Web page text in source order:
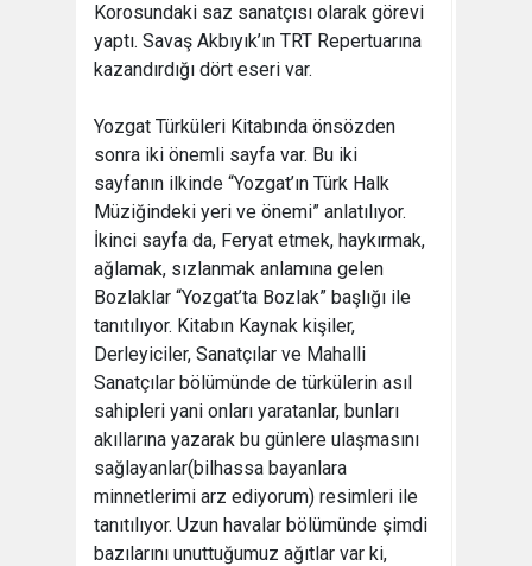
Korosundaki saz sanatçısı olarak görevi
yaptı. Savaş Akbıyık’ın TRT Repertuarına
kazandırdığı dört eseri var.
Yozgat Türküleri Kitabında önsözden
sonra iki önemli sayfa var. Bu iki
sayfanın ilkinde “Yozgat’ın Türk Halk
Müziğindeki yeri ve önemi” anlatılıyor.
İkinci sayfa da, Feryat etmek, haykırmak,
ağlamak, sızlanmak anlamına gelen
Bozlaklar “Yozgat’ta Bozlak” başlığı ile
tanıtılıyor. Kitabın Kaynak kişiler,
Derleyiciler, Sanatçılar ve Mahalli
Sanatçılar bölümünde de türkülerin asıl
sahipleri yani onları yaratanlar, bunları
akıllarına yazarak bu günlere ulaşmasını
sağlayanlar(bilhassa bayanlara
minnetlerimi arz ediyorum) resimleri ile
tanıtılıyor. Uzun havalar bölümünde şimdi
bazılarını unuttuğumuz ağıtlar var ki,